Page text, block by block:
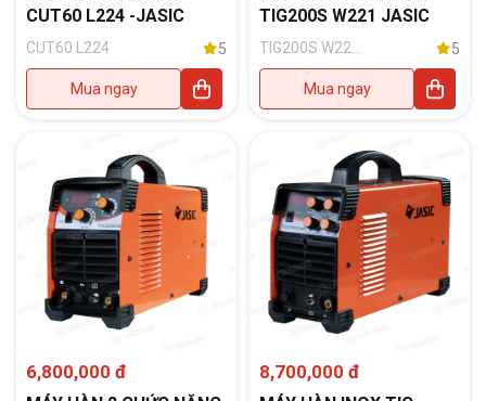
CUT60 L224 -JASIC
CUT60 L224 5
Mua ngay
TIG200S W221 JASIC
TIG200S W221
(Phụ kiện đi
kèm: Súng hàn
TIG dài 4m,
3m Dây hơi
đơn phi 6-
trắng dài 3m;
02 cái Vòng
đai khí phi 8,
Đồng hồ Argon
Weldcom ren
trong hoặc ren
ngoài)
5
Mua ngay
6,800,000 đ 8,700,000 đ